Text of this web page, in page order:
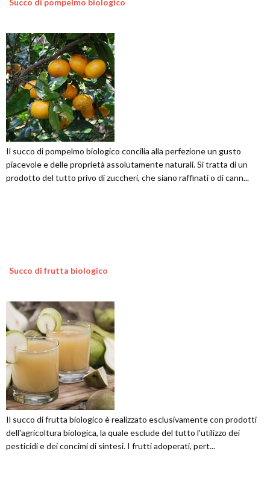
Succo di pompelmo biologico
Il succo di pompelmo biologico concilia alla perfezione un gusto
piacevole e delle proprietà assolutamente naturali. Si tratta di un
prodotto del tutto privo di zuccheri, che siano raffinati o di cann...
Succo di frutta biologico
Il succo di frutta biologico è realizzato esclusivamente con prodotti
dell'agricoltura biologica, la quale esclude del tutto l'utilizzo dei
pesticidi e dei concimi di sintesi. I frutti adoperati, pert...